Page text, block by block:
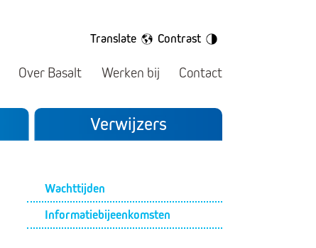
Translate
Contrast
Over Basalt Werken bij Contact
Verwijzers
Submenu
Wachttijden
Informatiebijeenkomsten